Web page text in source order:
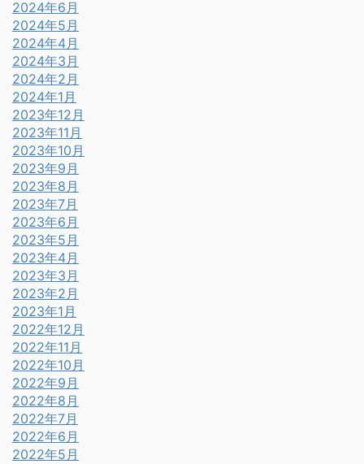
2024年6月
2024年5月
2024年4月
2024年3月
2024年2月
2024年1月
2023年12月
2023年11月
2023年10月
2023年9月
2023年8月
2023年7月
2023年6月
2023年5月
2023年4月
2023年3月
2023年2月
2023年1月
2022年12月
2022年11月
2022年10月
2022年9月
2022年8月
2022年7月
2022年6月
2022年5月